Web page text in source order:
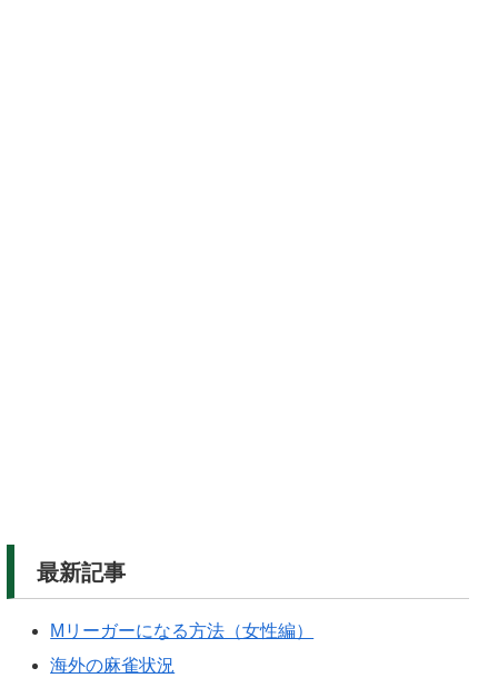
最新記事
Mリーガーになる方法（女性編）
海外の麻雀状況